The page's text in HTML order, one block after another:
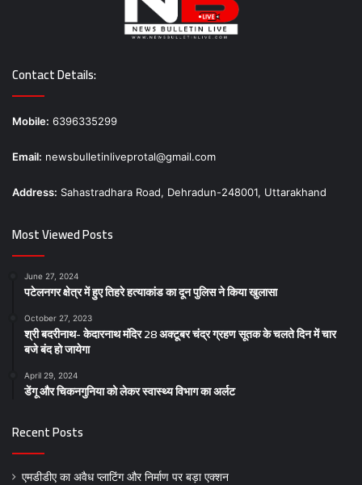
Contact Details:
Mobile: 6396335299
Email: newsbulletinliveprotal@gmail.com
Address: Sahastradhara Road, Dehradun-248001, Uttarakhand
Most Viewed Posts
June 27, 2024
पटेलनगर क्षेत्र में हुए तिहरे हत्याकांड का दून पुलिस ने किया खुलासा
October 27, 2023
श्री बदरीनाथ- केदारनाथ मंदिर 28 अक्टूबर चंद्र ग्रहण सूतक के चलते दिन में चार
बजे बंद हो जायेगा
April 29, 2024
डेंगू और चिकनगुनिया को लेकर स्वास्थ्य विभाग का अर्लट
Recent Posts
एमडीडीए का अवैध प्लाटिंग और निर्माण पर बड़ा एक्शन